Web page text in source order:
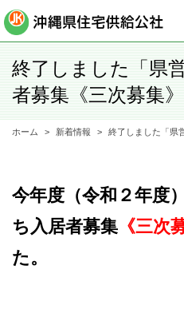
終了しました「県
者募集《三次募集
ホーム 新着情報 終了しました「県
今年度（令和２年度
ち入居者募集 《三次
た。